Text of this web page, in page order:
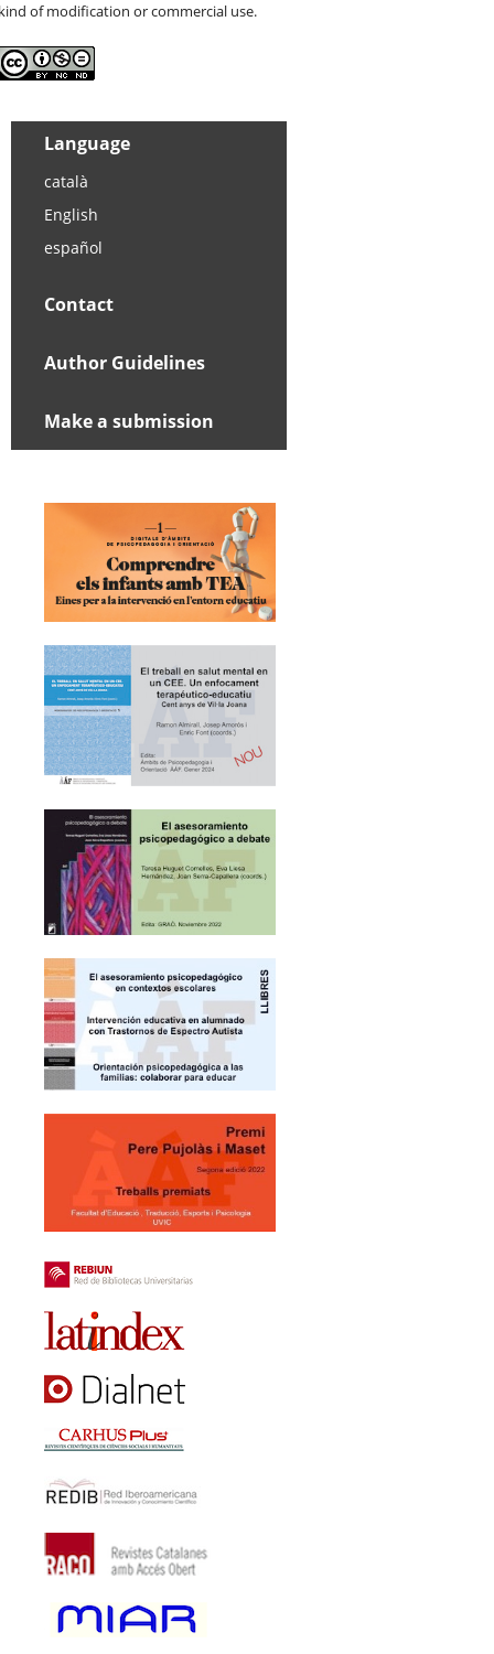
of modification or commercial use.
Language
català
English
español
Contact
Author Guidelines
Make a submission